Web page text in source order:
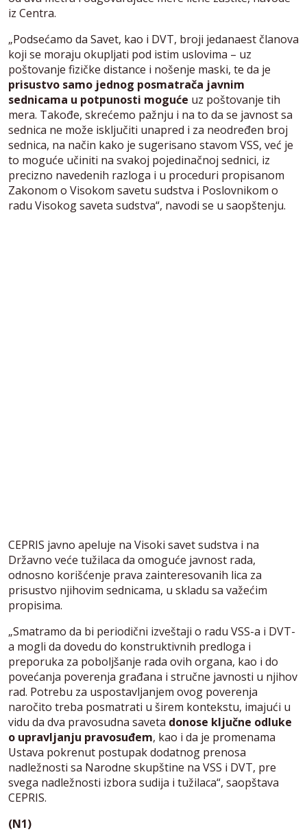
iz Centra.
„Podsećamo da Savet, kao i DVT, broji jedanaest članova
koji se moraju okupljati pod istim uslovima – uz
poštovanje fizičke distance i nošenje maski, te da je
prisustvo samo jednog posmatrača javnim
sednicama u potpunosti moguće uz poštovanje tih
mera. Takođe, skrećemo pažnju i na to da se javnost sa
sednica ne može isključiti unapred i za neodređen broj
sednica, na način kako je sugerisano stavom VSS, već je
to moguće učiniti na svakoj pojedinačnoj sednici, iz
precizno navedenih razloga i u proceduri propisanom
Zakonom o Visokom savetu sudstva i Poslovnikom o
radu Visokog saveta sudstva“, navodi se u saopštenju.
CEPRIS javno apeluje na Visoki savet sudstva i na
Državno veće tužilaca da omoguće javnost rada,
odnosno korišćenje prava zainteresovanih lica za
prisustvo njihovim sednicama, u skladu sa važećim
propisima.
„Smatramo da bi periodični izveštaji o radu VSS-a i DVT-
a mogli da dovedu do konstruktivnih predloga i
preporuka za poboljšanje rada ovih organa, kao i do
povećanja poverenja građana i stručne javnosti u njihov
rad. Potrebu za uspostavljanjem ovog poverenja
naročito treba posmatrati u širem kontekstu, imajući u
vidu da dva pravosudna saveta donose ključne odluke
o upravljanju pravosuđem, kao i da je promenama
Ustava pokrenut postupak dodatnog prenosa
nadležnosti sa Narodne skupštine na VSS i DVT, pre
svega nadležnosti izbora sudija i tužilaca“, saopštava
CEPRIS.
(N1)